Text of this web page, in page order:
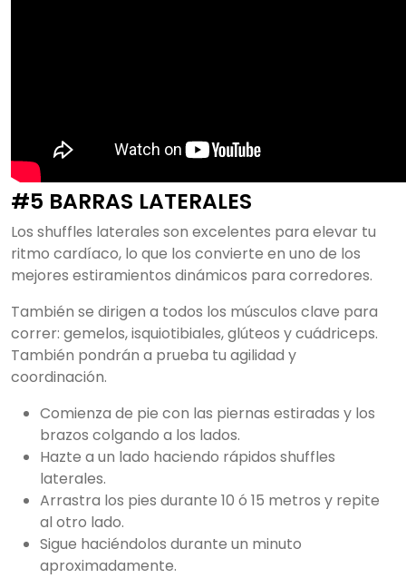
#5 BARRAS LATERALES
Los shuffles laterales son excelentes para elevar tu
ritmo cardíaco, lo que los convierte en uno de los
mejores estiramientos dinámicos para corredores.
También se dirigen a todos los músculos clave para
correr: gemelos, isquiotibiales, glúteos y cuádriceps.
También pondrán a prueba tu agilidad y
coordinación.
Comienza de pie con las piernas estiradas y los
brazos colgando a los lados.
Hazte a un lado haciendo rápidos shuffles
laterales.
Arrastra los pies durante 10 ó 15 metros y repite
al otro lado.
Sigue haciéndolos durante un minuto
aproximadamente.